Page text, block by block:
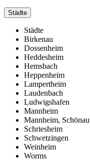
Städte
Städte
Birkenau
Dossenheim
Heddesheim
Hemsbach
Heppenheim
Lampertheim
Laudenbach
Ludwigshafen
Mannheim
Mannheim, Schönau
Schriesheim
Schwetzingen
Weinheim
Worms